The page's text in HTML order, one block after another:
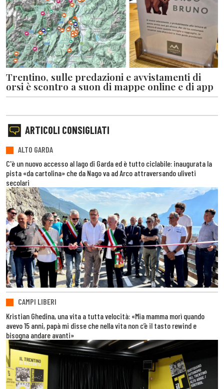
Trentino, sulle predazioni e avvistamenti di
orsi è scontro a suon di mappe online e di app
ARTICOLI CONSIGLIATI
ALTO GARDA
C'è un nuovo accesso al lago di Garda ed è tutto ciclabile: inaugurata la
pista «da cartolina» che da Nago va ad Arco attraversando uliveti
secolari
CAMPI LIBERI
Kristian Ghedina, una vita a tutta velocità: «Mia mamma morì quando
avevo 15 anni, papà mi disse che nella vita non c’è il tasto rewind e
bisogna andare avanti»